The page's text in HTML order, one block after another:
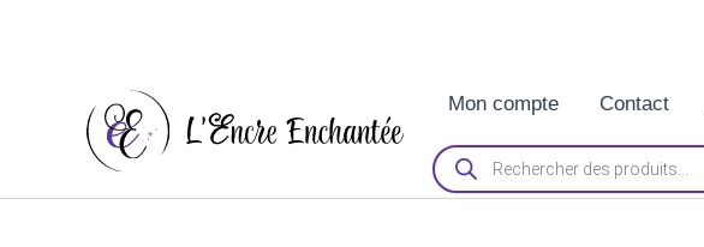
Mon compte Contact
Recherche
de
produits